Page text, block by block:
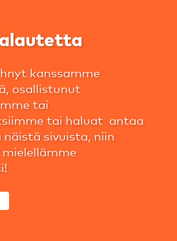
kanssamme
osallistunut
tai
tai haluat antaa
sivuista, niin
mielellämme